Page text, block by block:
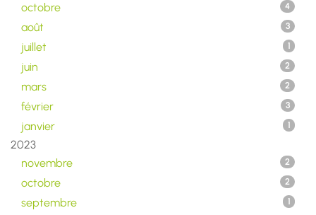
octobre 4
août 3
juillet 1
juin 2
mars 2
février 3
janvier 1
2023
novembre
2
octobre 2
septembre 1